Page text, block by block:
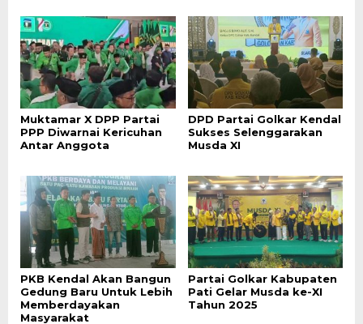
Muktamar X DPP Partai
PPP Diwarnai Kericuhan
Antar Anggota
DPD Partai Golkar Kendal
Sukses Selenggarakan
Musda XI
PKB Kendal Akan Bangun
Gedung Baru Untuk Lebih
Memberdayakan
Masyarakat
Partai Golkar Kabupaten
Pati Gelar Musda ke-XI
Tahun 2025